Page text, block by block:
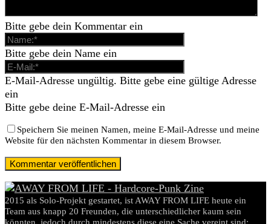
Bitte gebe dein Kommentar ein
Bitte gebe dein Name ein
E-Mail-Adresse ungültig. Bitte gebe eine gültige Adresse
ein
Bitte gebe deine E-Mail-Adresse ein
Speichern Sie meinen Namen, meine E-Mail-Adresse und meine
Website für den nächsten Kommentar in diesem Browser.
2015 als Solo-Projekt gestartet, ist AWAY FROM LIFE heute ein
Team aus knapp 20 Freunden, die unterschiedlicher kaum sein